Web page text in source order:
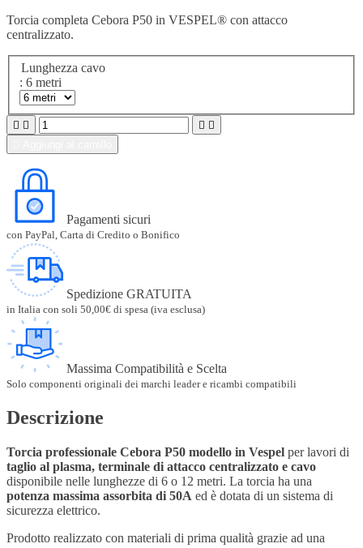
Torcia completa Cebora P50 in VESPEL® con attacco
centralizzato.
Lunghezza cavo
: 6 metri
   
Pagamenti sicuri
con PayPal, Carta di Credito o Bonifico
Spedizione GRATUITA
in Italia con soli 50,00€ di spesa (iva esclusa)
Massima Compatibilità e Scelta
Solo componenti originali dei marchi leader e ricambi compatibili
Descrizione
Torcia professionale Cebora P50 modello in Vespel per lavori di
taglio al plasma, terminale di attacco centralizzato e cavo
disponibile nelle lunghezze di 6 o 12 metri. La torcia ha una
potenza massima assorbita di 50A ed è dotata di un sistema di
sicurezza elettrico.
Prodotto realizzato con materiali di prima qualità grazie ad una